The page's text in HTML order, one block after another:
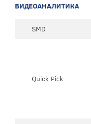
ВИДЕОАНАЛИТИКА
SMD
Quick Pick